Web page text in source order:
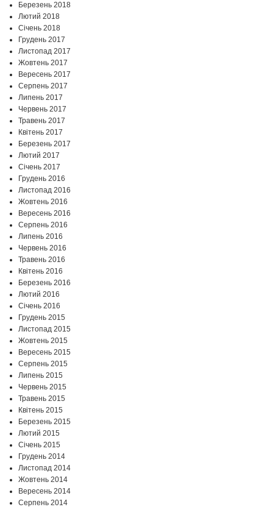
Березень 2018
Лютий 2018
Січень 2018
Грудень 2017
Листопад 2017
Жовтень 2017
Вересень 2017
Серпень 2017
Липень 2017
Червень 2017
Травень 2017
Квітень 2017
Березень 2017
Лютий 2017
Січень 2017
Грудень 2016
Листопад 2016
Жовтень 2016
Вересень 2016
Серпень 2016
Липень 2016
Червень 2016
Травень 2016
Квітень 2016
Березень 2016
Лютий 2016
Січень 2016
Грудень 2015
Листопад 2015
Жовтень 2015
Вересень 2015
Серпень 2015
Липень 2015
Червень 2015
Травень 2015
Квітень 2015
Березень 2015
Лютий 2015
Січень 2015
Грудень 2014
Листопад 2014
Жовтень 2014
Вересень 2014
Серпень 2014